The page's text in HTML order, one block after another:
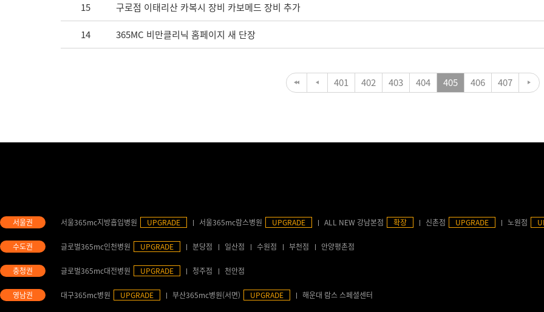
15 구로점 이태리산 카복시 장비 카보메드 장비 추가
14 365MC 비만클리닉 홈페이지 새 단장
401 402 403 404 405 406 407
서울365mc지방흡입병원 UPGRADE 서울365mc람스병원 UPGRADE ALL NEW 강남본점 확장 신촌점 UPGRADE 노원점
글로벌365mc인천병원 UPGRADE 분당점 일산점 수원점 부천점 안양평촌점
글로벌365mc대전병원 UPGRADE 청주점 천안점
대구365mc병원 UPGRADE 부산365mc병원(서면) UPGRADE 해운대 람스 스페셜센터